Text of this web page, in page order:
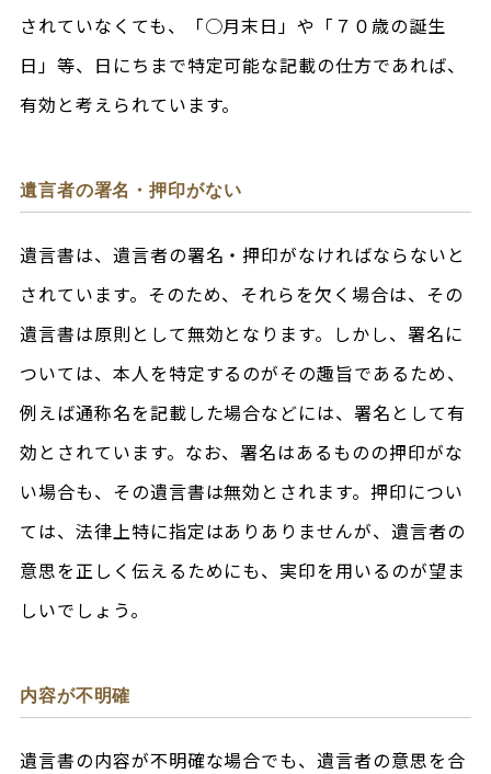
されていなくても、「○月末日」や「７０歳の誕生
日」等、日にちまで特定可能な記載の仕方であれば、
有効と考えられています。
遺言者の署名・押印がない
遺言書は、遺言者の署名・押印がなければならないと
されています。そのため、それらを欠く場合は、その
遺言書は原則として無効となります。しかし、署名に
ついては、本人を特定するのがその趣旨であるため、
例えば通称名を記載した場合などには、署名として有
効とされています。なお、署名はあるものの押印がな
い場合も、その遺言書は無効とされます。押印につい
ては、法律上特に指定はありありませんが、遺言者の
意思を正しく伝えるためにも、実印を用いるのが望ま
しいでしょう。
内容が不明確
遺言書の内容が不明確な場合でも、遺言者の意思を合